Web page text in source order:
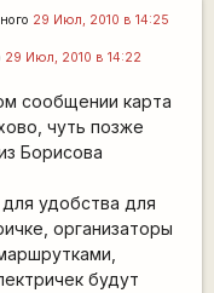
29 Июл, 2010 в 14:25
29 Июл, 2010 в 14:22
сообщении карта
чуть позже
Борисова
удобства для
организаторы
будут